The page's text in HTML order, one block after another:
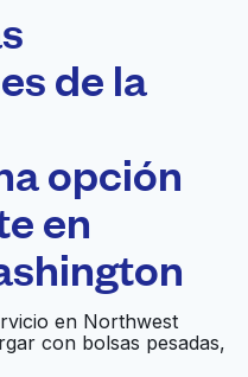
recogida
Abierto 24/7
Ir al sitio web
de la
opción
en
en Northwest
con bolsas pesadas,